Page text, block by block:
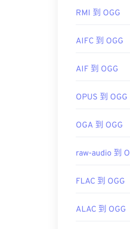
脑或移动设备
首次发行：
https://
https://
RMI 到 OGG
AIFC 到 OGG
AIF 到 OGG
OPUS 到 OGG
OGA 到 OGG
raw-audio 到
FLAC 到 OGG
ALAC 到 OGG